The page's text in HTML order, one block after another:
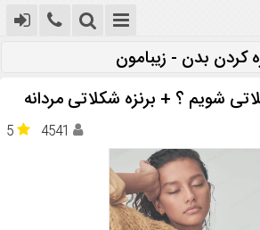
کردن بدن - زیبامون
شویم ؟ + برنزه شکلاتی مردانه
5 4541